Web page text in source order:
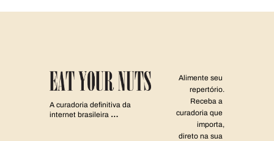
A curadoria definitiva da
internet brasileira
Alimente seu
repertório.
Receba a
curadoria que
importa,
direto na sua